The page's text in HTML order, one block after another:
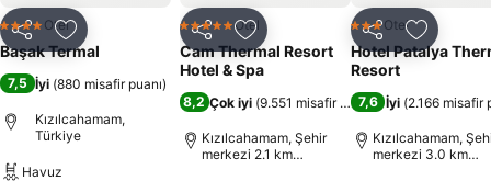
alanları ve tüm konuk odaları klimalıdır. Otel bünyesinde sigara
içilmeyen odalar mevcuttur. Çocuklarıyla gelen konuklar için çocuk
yatağı mevcuttur. Ayrıca otelde kapalı yüzme havuzu, hamam ve
sauna mevcuttur.
Paylaş Favorilerime ekle
4 Yıldız Otel
Başak Termal
7,5 İyi (880 misafir puanı)
Kızılcahamam,
Türkiye
Havuz
Paylaş Favorilerime ekle
5 Yıldız Otel
Cam Thermal Resort
Hotel & Spa
8,2 Çok iyi (9.551 misafir puanı)
Kızılcahamam, Şehir
merkezi 2.1 km
Paylaş
3 YıldızOtel
Hotel Patalya
Resort
7,6 İyi (2.166 misafir
Kızılcahamam,
merkezi 3.0 km